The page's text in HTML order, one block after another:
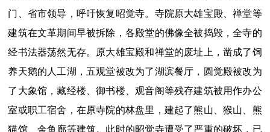
门、省市领导，呼吁恢复昭觉寺。寺院原大雄宝殿、禅堂等
建筑在文革期间早被拆除，各殿堂的佛像全被捣毁，全寺的
经书法器荡然无存。原大雄宝殿和禅堂的废址上，凿成了饲
养天鹅的人工湖，五观堂被改为了湖滨餐厅，圆觉殿被改为
了大象馆，藏经楼、御书楼、观音阁等残存建筑被用作办公
室或职工宿舍，在原寺院的林盘里，建起了熊山、猴山、熊
猫馆、金鱼廊等建筑。此时的昭觉寺遭受了严重的破坏，已